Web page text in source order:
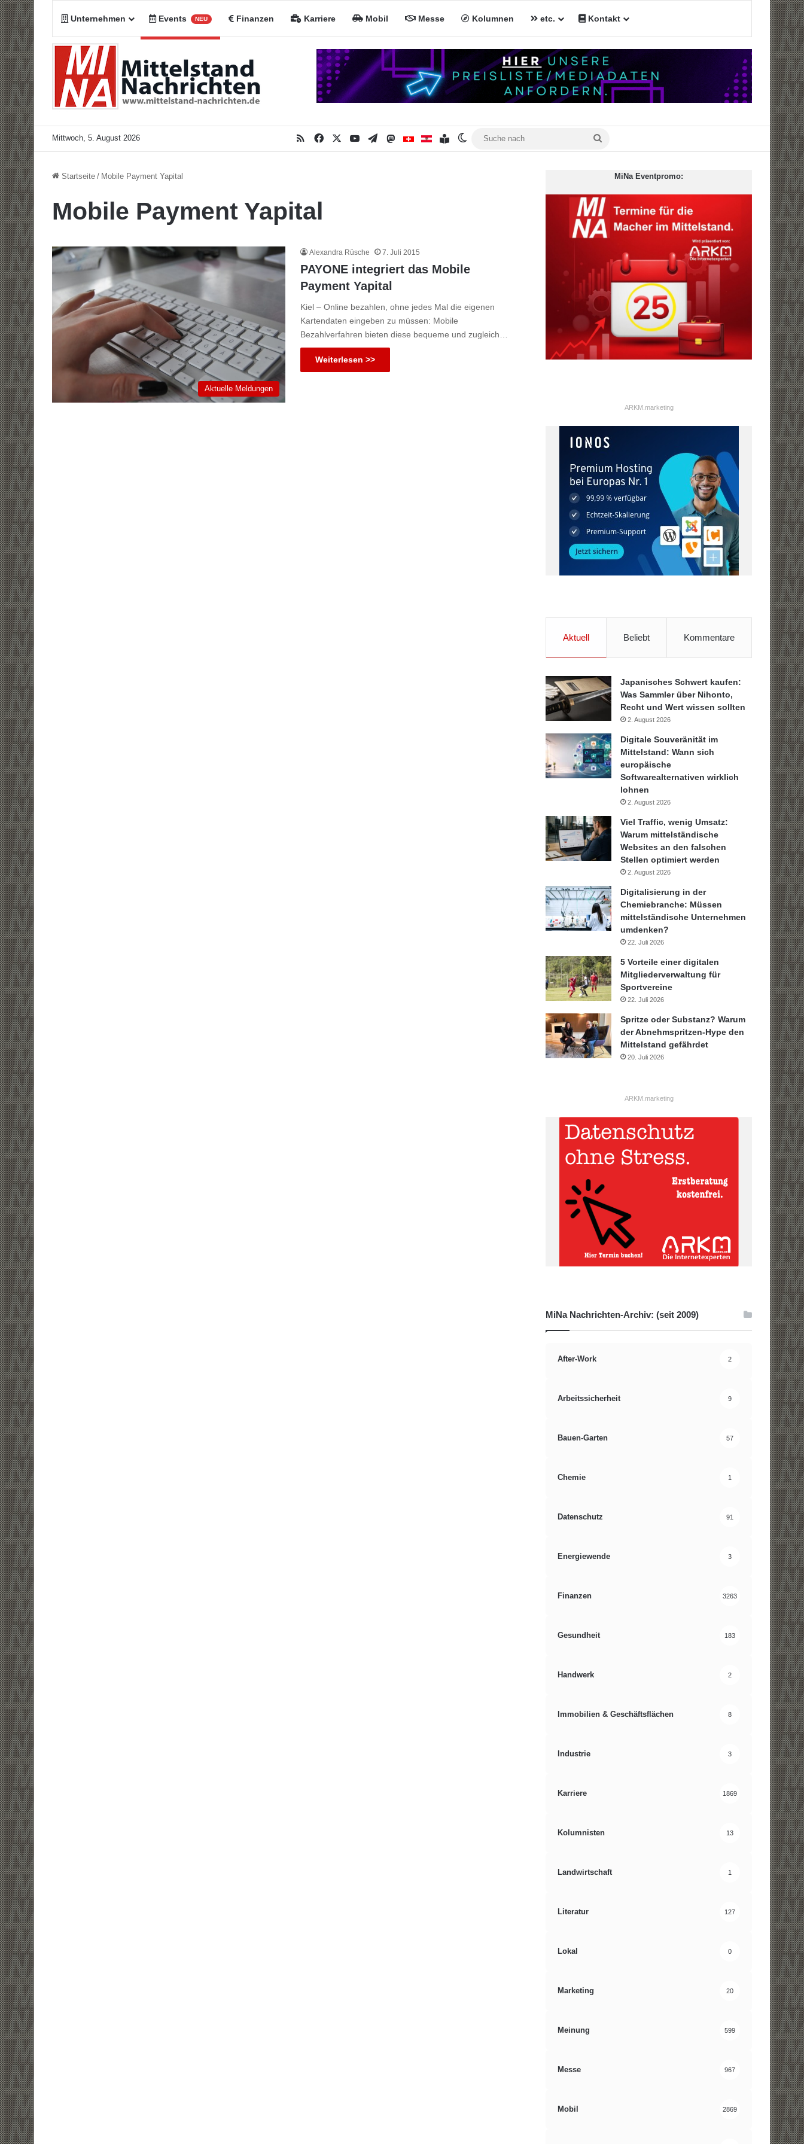
Unternehmen Events NEU Finanzen Karriere Mobil Messe Kolumnen etc. Kontakt
Mittwoch, 5. August 2026 RSSFacebookYouTubeTelegramMastodonMiNa CHMiNa AT
Inhaltsverzeichnis
Skin umschalten
Startseite / Mobile Payment Yapital
Mobile Payment Yapital
Aktuelle Meldungen
Alexandra Rüsche 7. Juli 2015
PAYONE integriert das Mobile
Payment Yapital
Kiel – Online bezahlen, ohne jedes Mal die eigenen
Kartendaten eingeben zu müssen: Mobile
Bezahlverfahren bieten diese bequeme und zugleich…
Weiterlesen >>
MiNa Eventpromo:
ARKM.marketing
Aktuell Beliebt Kommentare
Japanisches Schwert kaufen:
Was Sammler über Nihonto,
Recht und Wert wissen sollten
2. August 2026
Digitale Souveränität im
Mittelstand: Wann sich
europäische
Softwarealternativen wirklich
lohnen
2. August 2026
Viel Traffic, wenig Umsatz:
Warum mittelständische
Websites an den falschen
Stellen optimiert werden
2. August 2026
Digitalisierung in der
Chemiebranche: Müssen
mittelständische Unternehmen
umdenken?
22. Juli 2026
5 Vorteile einer digitalen
Mitgliederverwaltung für
Sportvereine
22. Juli 2026
Spritze oder Substanz? Warum
der Abnehmspritzen-Hype den
Mittelstand gefährdet
20. Juli 2026
ARKM.marketing
MiNa Nachrichten-Archiv: (seit 2009)
After-Work 2
Arbeitssicherheit 9
Bauen-Garten 57
Chemie 1
Datenschutz 91
Energiewende 3
Finanzen 3263
Gesundheit 183
Handwerk 2
Immobilien & Geschäftsflächen 8
Industrie 3
Karriere 1869
Kolumnisten 13
Landwirtschaft 1
Literatur 127
Lokal 0
Marketing 20
Meinung 599
Messe 967
Mobil 2869